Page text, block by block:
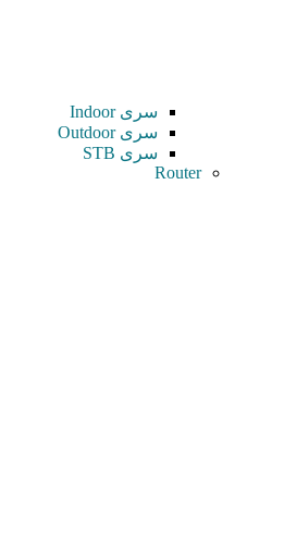
سری Indoor
سری Outdoor
سری STB
Router